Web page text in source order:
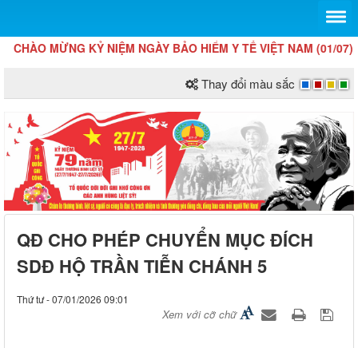
MỪNG KỶ NIỆM NGÀY BẢO HIỂM Y TẾ VIỆT NAM (01/07);
Thay đổi màu sắc
QĐ CHO PHÉP CHUYỂN MỤC ĐÍCH
SDĐ HỘ TRẦN TIỄN CHÁNH 5
Thứ tư - 07/01/2026 09:01
Xem với cỡ chữ